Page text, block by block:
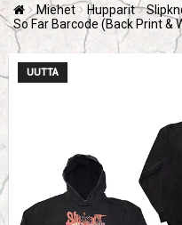
Miehet Hupparit
So Far Barcode (Back Print &
UUTTA